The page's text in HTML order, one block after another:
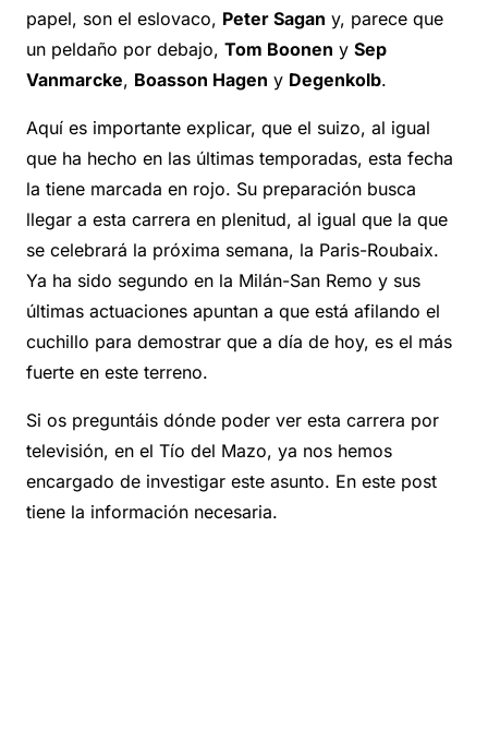
papel, son el eslovaco, Peter Sagan y, parece que
un peldaño por debajo, Tom Boonen y Sep
Vanmarcke, Boasson Hagen y Degenkolb.
Aquí es importante explicar, que el suizo, al igual
que ha hecho en las últimas temporadas, esta fecha
la tiene marcada en rojo. Su preparación busca
llegar a esta carrera en plenitud, al igual que la que
se celebrará la próxima semana, la Paris-Roubaix.
Ya ha sido segundo en la Milán-San Remo y sus
últimas actuaciones apuntan a que está afilando el
cuchillo para demostrar que a día de hoy, es el más
fuerte en este terreno.
Si os preguntáis dónde poder ver esta carrera por
televisión, en el Tío del Mazo, ya nos hemos
encargado de investigar este asunto. En este post
tiene la información necesaria.